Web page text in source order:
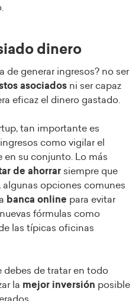
dinero
de generar ingresos? no ser
asociados ni ser capaz
eficaz el dinero gastado.
tan importante es
como vigilar el
en su conjunto. Lo más
de ahorrar siempre que
algunas opciones comunes
banca online para evitar
fórmulas como
las típicas oficinas
debes de tratar en todo
la mejor inversión posible